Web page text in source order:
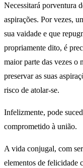
Necessitará porventura
aspirações. Por vezes,
sua vaidade e que
propriamente dito, é
maior parte das vezes o
preservar as suas
risco de atolar-se.
Infelizmente, pode
comprometido à união.
A vida conjugal, com
elementos de felicidade